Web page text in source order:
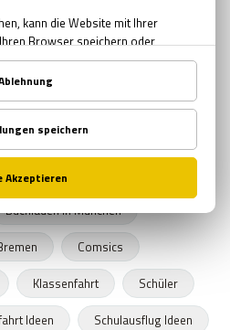
Nürnberg
Muttertag
zum Muttertag
Aktivitäten Nürnberg
Aktivitäten Bremen
München
Buchläden in München
Comsics
Klassenfahrt
Schüler
Ideen
Schulausflug Ideen